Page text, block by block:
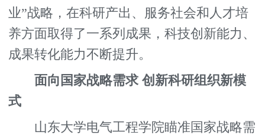
业”战略，在科研产出、服务社会和人才培
养方面取得了一系列成果，科技创新能力、
成果转化能力不断提升。
面向国家战略需求 创新科研组织新模
式
山东大学电气工程学院瞄准国家战略需